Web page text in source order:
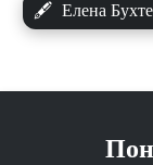
🖋 Елена